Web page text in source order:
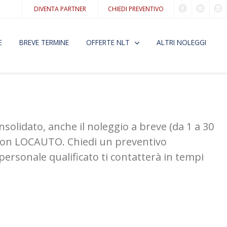
DIVENTA PARTNER CHIEDI PREVENTIVO
BREVE TERMINE OFFERTE NLT ALTRI NOLEGGI
anche il noleggio a breve (da 1 a 30
LOCAUTO. Chiedi un preventivo
qualificato ti contatterà in tempi